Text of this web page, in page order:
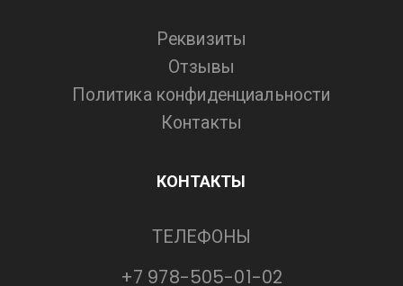
Реквизиты
Отзывы
Политика конфиденциальности
Контакты
КОНТАКТЫ
ТЕЛЕФОНЫ
+7 978-505-01-02